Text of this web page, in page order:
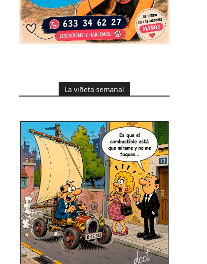
La viñeta semanal